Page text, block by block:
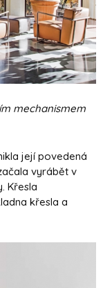
mechanismem
její povedená
vyrábět v
Křesla
křesla a